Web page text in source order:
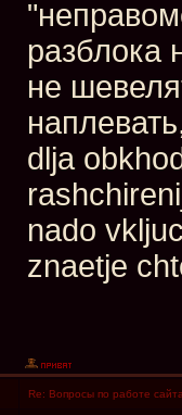
разблока
не
dlja
nado
znaetje
Re: Вопросы по работе